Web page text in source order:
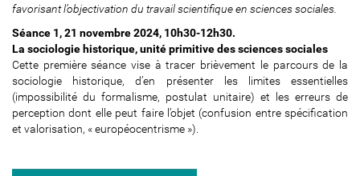
p
a
m
e
/
f
a
i
e
favorisant l’objectivation du travail scientifique en sciences sociales.
Séance 1, 21 novembre 2024, 10h30-12h30.
La sociologie historique, unité primitive des sciences sociales
Cette première séance vise à tracer brièvement le parcours de la
sociologie historique, d’en présenter les limites essentielles
(impossibilité du formalisme, postulat unitaire) et les erreurs de
perception dont elle peut faire l’objet (confusion entre spécification
et valorisation, « européocentrisme »).